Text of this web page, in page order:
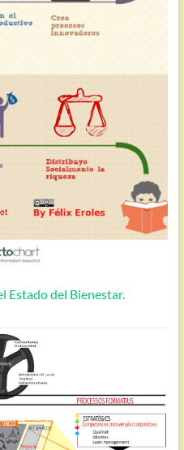
Estado del Bienestar.